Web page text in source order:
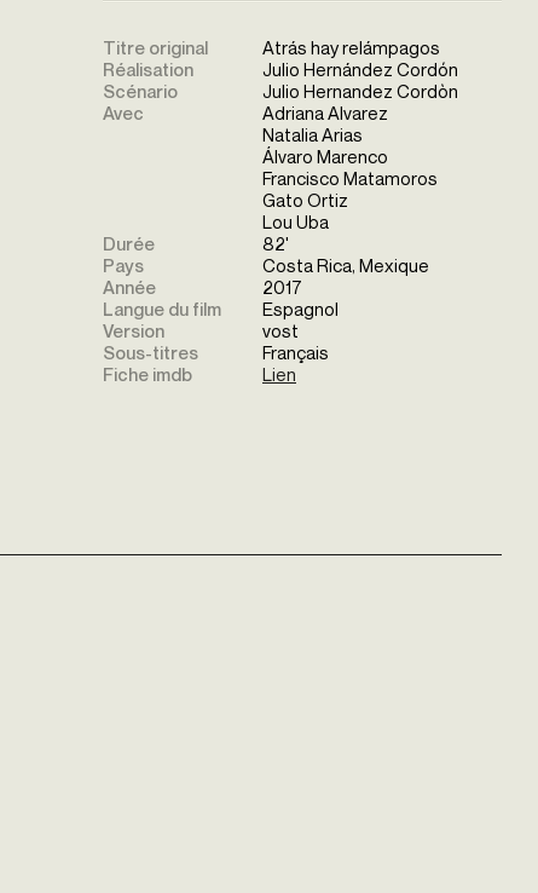
Titre original
Atrás hay relámpagos
Réalisation
Julio Hernández Cordón
Scénario
Julio Hernandez Cordòn
Avec
Adriana Alvarez
Natalia Arias
Álvaro Marenco
Francisco Matamoros
Gato Ortiz
Lou Uba
Durée
82'
Pays
Costa Rica, Mexique
Année
2017
Langue du film
Espagnol
Version
vost
Sous-titres
Français
Fiche imdb
Lien